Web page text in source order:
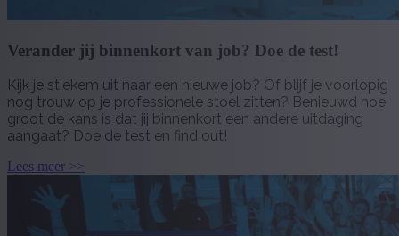
Verander jij binnenkort van job? Doe de test!
Kijk je stiekem uit naar een nieuwe job? Of blijf je voorlopig
nog trouw op je professionele stoel zitten? Benieuwd hoe
groot de kans is dat jij binnenkort een andere uitdaging
aangaat? Doe de test en find out!
Lees meer >>